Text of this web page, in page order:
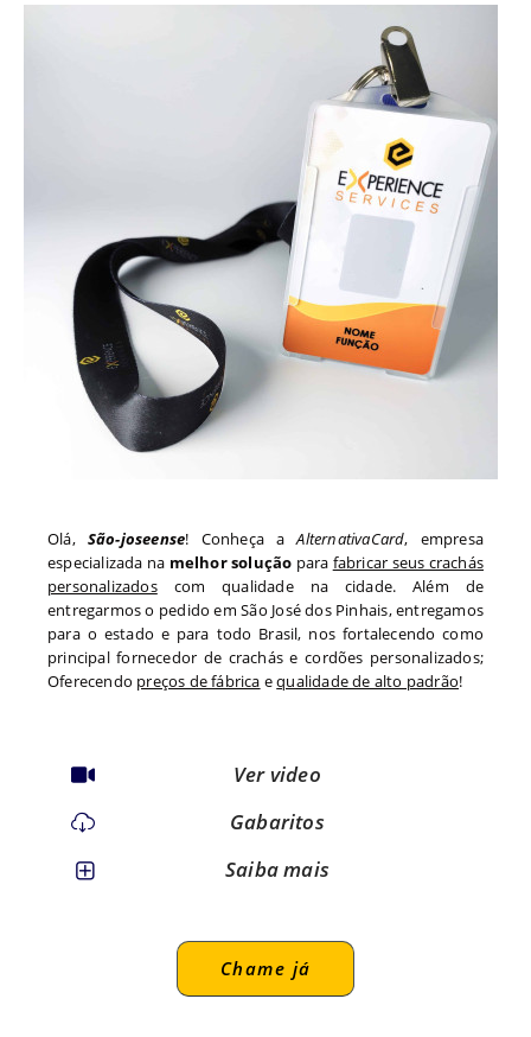
Olá, São-joseense! Conheça aAlternativaCard, empresa
especializada na melhor solução para fabricar seus crachás
personalizadoscom qualidade na cidade. Além de
entregarmos o pedido emSão José dos Pinhais, entregamos
para o estado e para todo Brasil, nos fortalecendo como
principal fornecedor de crachás e cordões personalizados;
Oferecendo preços de fábrica equalidade de alto padrão!
Ver video
Gabaritos
Saiba mais
Chame já